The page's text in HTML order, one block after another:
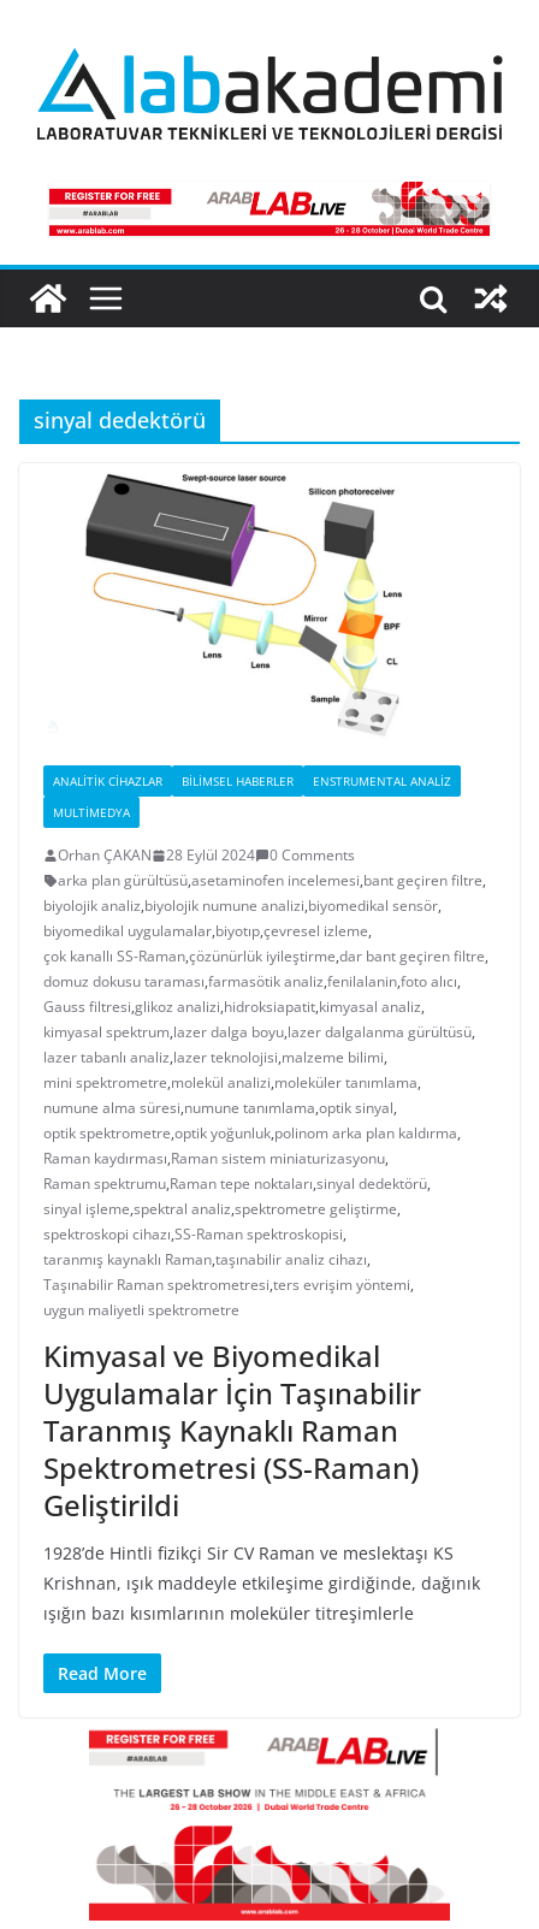
content
sinyal dedektörü
ANALITIK CIHAZLAR BILIMSEL HABERLER
ENSTRUMENTAL ANALIZ
MULTIMEDYA
Orhan ÇAKAN 28 Eylül 2024
0 Comments
arka plan gürültüsü,asetaminofen incelemesi,bant geçiren filtre,
biyolojik analiz,biyolojik numune analizi,biyomedikal sensör,
biyomedikal uygulamalar,biyotıp,çevresel izleme,
çok kanallı SS-Raman,çözünürlük iyileştirme,dar bant geçiren filtre,
domuz dokusu taraması,farmasötik analiz,fenilalanin,foto alıcı,
Gauss filtresi,glikoz analizi,hidroksiapatit,kimyasal analiz,
kimyasal spektrum,lazer dalga boyu,lazer dalgalanma gürültüsü,
lazer tabanlı analiz,lazer teknolojisi,malzeme bilimi,
mini spektrometre,molekül analizi,moleküler tanımlama,
numune alma süresi,numune tanımlama,optik sinyal,
optik spektrometre,optik yoğunluk,polinom arka plan kaldırma,
Raman kaydırması,Raman sistem miniaturizasyonu,
Raman spektrumu,Raman tepe noktaları,sinyal dedektörü,
sinyal işleme,spektral analiz,spektrometre geliştirme,
spektroskopi cihazı,SS-Raman spektroskopisi,
taranmış kaynaklı Raman,taşınabilir analiz cihazı,
Taşınabilir Raman spektrometresi,ters evrişim yöntemi,
uygun maliyetli spektrometre
Kimyasal ve Biyomedikal
Uygulamalar İçin Taşınabilir
Taranmış Kaynaklı Raman
Spektrometresi (SS-Raman)
Geliştirildi
1928’de Hintli fizikçi Sir CV Raman ve meslektaşı KS
Krishnan, ışık maddeyle etkileşime girdiğinde, dağınık
ışığın bazı kısımlarının moleküler titreşimlerle
Read More